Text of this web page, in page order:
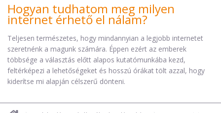
Hogyan tudhatom meg milyen
internet érhető el nálam?
Teljesen természetes, hogy mindannyian a legjobb internetet
szeretnénk a magunk számára. Éppen ezért az emberek
többsége a választás előtt alapos kutatómunkába kezd,
feltérképezi a lehetőségeket és hosszú órákat tölt azzal, hogy
kiderítse mi alapján célszerű dönteni.